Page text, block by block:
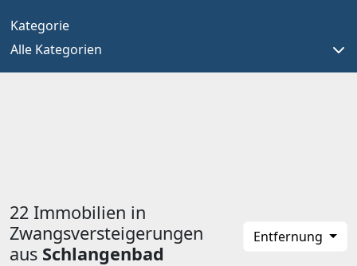
Kategorie
Alle Kategorien
22 Immobilien in
Zwangsversteigerungen
aus Schlangenbad
Entfernung